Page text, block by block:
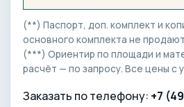
(**) Паспорт, доп. комплект и
основного комплекта не
(***) Ориентир по площади и
расчёт — по запросу. Все цены с
Заказать по телефону: +7